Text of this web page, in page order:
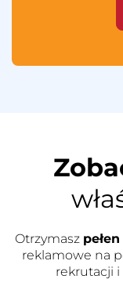
Otrzymasz
reklamowe na
rekrutacji